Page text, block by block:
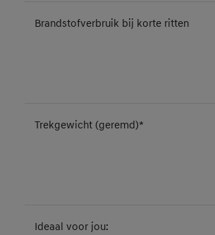
Brandstofverbruik bij korte ritten
Trekgewicht (geremd)*
Ideaal voor jou: